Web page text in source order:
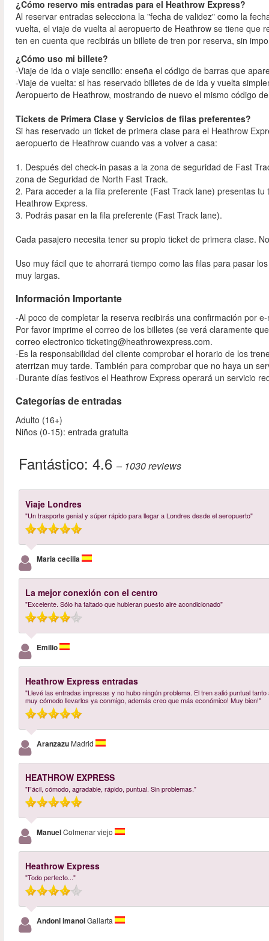
¿Cómo reservo mis entradas para el Heathrow Express?
Al reservar entradas selecciona la "fecha de validez" como la
vuelta, el viaje de vuelta al aeropuerto de Heathrow se tiene que
ten en cuenta que recibirás un billete de tren por reserva, sin
¿Cómo uso mi billete?
-Viaje de ida o viaje sencillo: enseña el código de barras que
-Viaje de vuelta: si has reservado billetes de de ida y vuelta
Aeropuerto de Heathrow, mostrando de nuevo el mismo código
Tickets de Primera Clase y Servicios de filas preferentes?
Si has reservado un ticket de primera clase para el Heathrow
aeropuerto de Heathrow cuando vas a volver a casa:
1. Después del check-in pasas a la zona de seguridad de Fast
zona de Seguridad de North Fast Track.
2. Para acceder a la fila preferente (Fast Track lane) presentas
Heathrow Express.
3. Podrás pasar en la fila preferente (Fast Track lane).
Cada pasajero necesita tener su propio ticket de primera clase.
Uso muy fácil que te ahorrará tiempo como las filas para pasar
muy largas.
Información Importante
-Al poco de completar la reserva recibirás una confirmación por
Por favor imprime el correo de los billetes (se verá claramente
correo electronico ticketing@heathrowexpress.com.
-Es la responsabilidad del cliente comprobar el horario de los
aterrizan muy tarde. También para comprobar que no haya un
-Durante días festivos el Heathrow Express operará un servicio
Categorías de entradas
Adulto (16+)
Niños (0-15): entrada gratuita
Fantástico: 4.6 – 1030reviews
Viaje Londres
"Un trasporte genial y súper rápido para llegar a Londres desde el aeropuerto"
Maria cecilia
La mejor conexión con el centro
"Excelente. Sólo ha faltado que hubieran puesto aire acondicionado"
Emilio
Heathrow Express entradas
"Llevé las entradas impresas y no hubo ningún problema. El tren salió puntual
muy cómodo llevarlos ya conmigo, además creo que más económico! Muy bien!"
Aranzazu Madrid
HEATHROW EXPRESS
"Fácil, cómodo, agradable, rápido, puntual. Sin problemas."
ManuelColmenar viejo
Heathrow Express
"Todo perfecto..."
Andoni imanolGallarta